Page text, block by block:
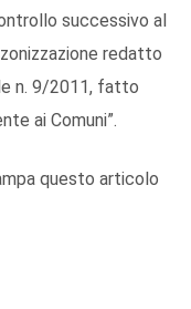
successivo al
redatto
n. 9/2011, fatto
ai Comuni”.
questo articolo